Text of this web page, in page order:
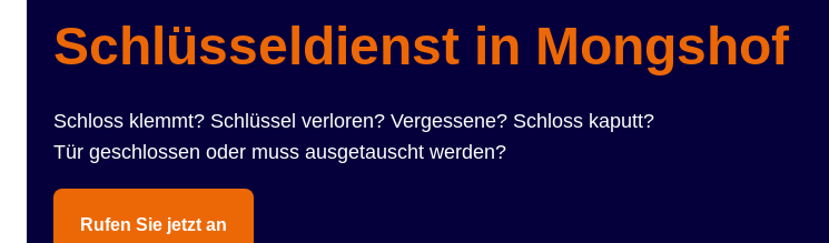
Schlüsseldienst in Mongshof
Schloss klemmt? Schlüssel verloren? Vergessene? Schloss kaputt?
Tür geschlossen oder muss ausgetauscht werden?
Rufen Sie jetzt an